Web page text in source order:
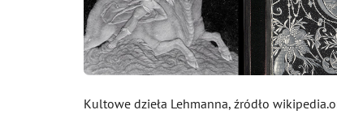
Kultowe dzieła Lehmanna, źródło